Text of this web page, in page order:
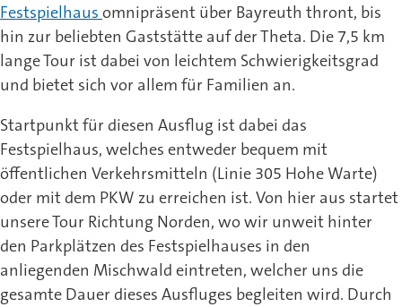
Festspielhaus omnipräsent über Bayreuth thront, bis
hin zur beliebten Gaststätte auf der Theta. Die 7,5 km
lange Tour ist dabei von leichtem Schwierigkeitsgrad
und bietet sich vor allem für Familien an.
Startpunkt für diesen Ausflug ist dabei das
Festspielhaus, welches entweder bequem mit
öffentlichen Verkehrsmitteln (Linie 305 Hohe Warte)
oder mit dem PKW zu erreichen ist. Von hier aus startet
unsere Tour Richtung Norden, wo wir unweit hinter
den Parkplätzen des Festspielhauses in den
anliegenden Mischwald eintreten, welcher uns die
gesamte Dauer dieses Ausfluges begleiten wird. Durch